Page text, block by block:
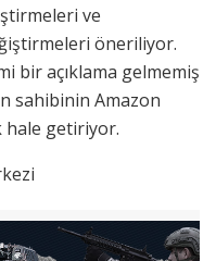
ve
öneriliyor.
bir açıklama gelmemiş
sahibinin Amazon
hale getiriyor.